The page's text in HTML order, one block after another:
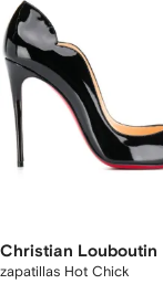
Christian Louboutin
zapatillas Hot Chick